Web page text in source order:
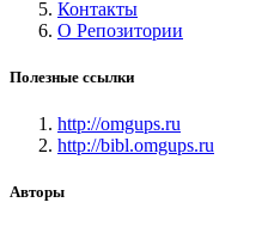
Контакты
О Репозитории
Полезные ссылки
http://omgups.ru
http://bibl.omgups.ru
Авторы